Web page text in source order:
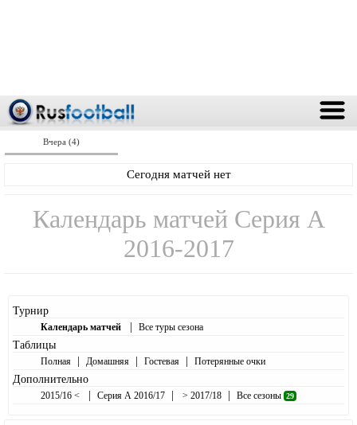
Вчера (4)
Сегодня матчей нет
Календарь матчей Серия А
2016-2017
Турнир
Календарь матчей | Все туры сезона
Таблицы
Полная | Домашняя | Гостевая | Потерянные очки
Дополнительно
2015/16 < | Серия А 2016/17 | > 2017/18 | Все сезоны 29